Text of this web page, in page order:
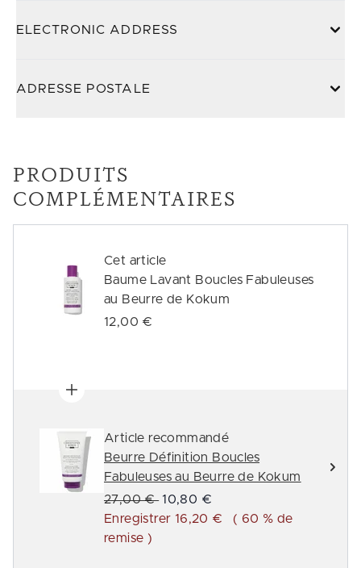
ELECTRONIC ADDRESS
ADRESSE POSTALE
PRODUITS
COMPLÉMENTAIRES
Cet article
Baume Lavant Boucles Fabuleuses
au Beurre de Kokum
12,00 €
Article recommandé
Beurre Définition Boucles
Fabuleuses au Beurre de Kokum
Prix de vente :
27,00 € Prix ​​actuel :
10,80 €
Enregistrer 16,20 €
( 60 % de
remise )